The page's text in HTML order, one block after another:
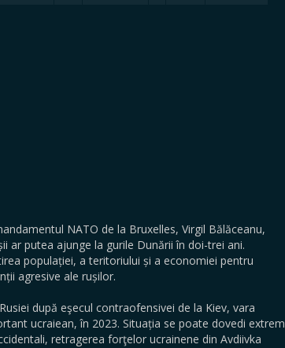
NATO de la Bruxelles, Virgil Bălăceanu,
ar putea ajunge la gurile Dunării în doi-trei ani.
populației, a teritoriului și a economiei pentru
agresive ale rușilor.
după eşecul contraofensivei de la Kiev, vara
ucraiean, în 2023. Situația se poate dovedi extrem
retragerea forţelor ucrainene din Avdiivka